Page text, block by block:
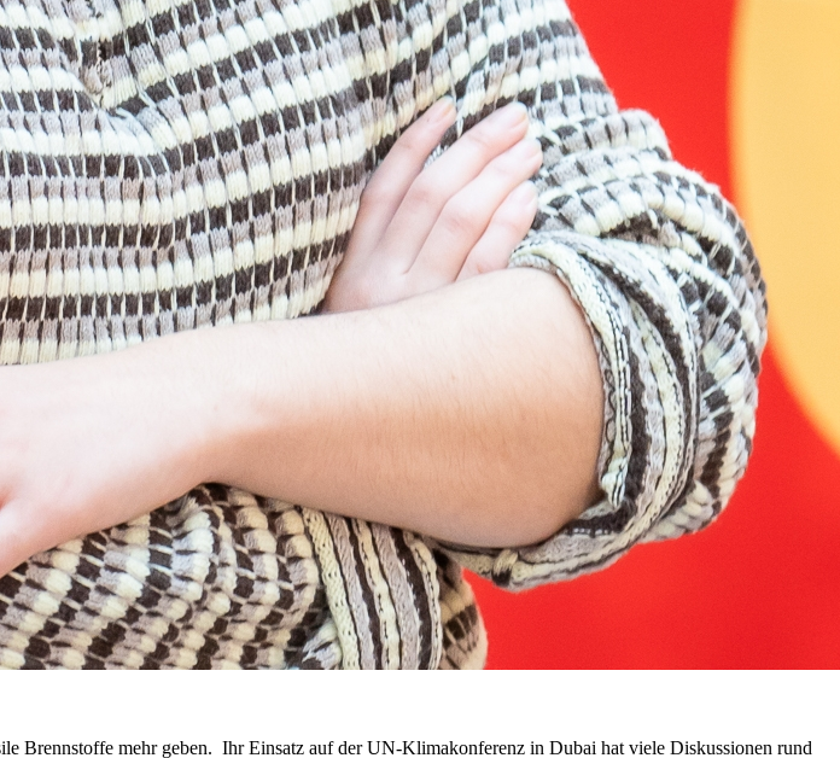
Brennstoffe mehr geben. Ihr Einsatz auf der UN-Klimakonferenz in Dubai hat viele Diskussionen rund